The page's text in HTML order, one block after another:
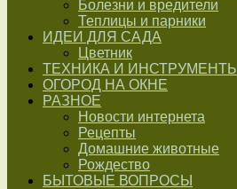
Болезни и вредители
Теплицы и парники
ИДЕИ ДЛЯ САДА
Цветник
ТЕХНИКА И ИНСТРУМЕНТЫ
ОГОРОД НА ОКНЕ
РАЗНОЕ
Новости интернета
Рецепты
Домашние животные
Рождество
БЫТОВЫЕ ВОПРОСЫ